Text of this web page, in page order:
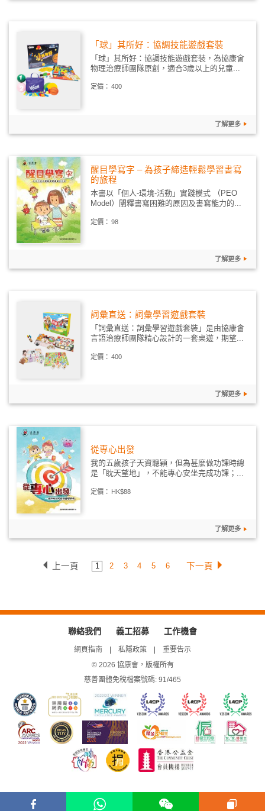
「球」其所好：協調技能遊戲套裝
「球」其所好：協調技能遊戲套裝，為協康會
物理治療師團隊原創，適合3歲以上的兒童...
定價： 400
了解更多
醒目學寫字 – 為孩子締造輕鬆學習書寫
的旅程
本書以「個人-環境-活動」實踐模式 （PEO
Model）闡釋書寫困難的原因及書寫能力的...
定價： 98
了解更多
詞彙直送：詞彙學習遊戲套裝
「詞彙直送：詞彙學習遊戲套裝」是由協康會
言語治療師團隊精心設計的一套桌遊，期望...
定價： 400
了解更多
從專心出發
我的五歲孩子天資聰穎，但為甚麼做功課時總
是「眈天望地」，不能專心安坐完成功課；...
定價： HK$88
了解更多
上一頁 1 2 3 4 5 6 下一頁
聯絡我們 義工招募 工作機會
網頁指南 私隱政策
重要告示
© 2026 協康會，版權所有
慈善團體免稅檔案號碼: 91/465